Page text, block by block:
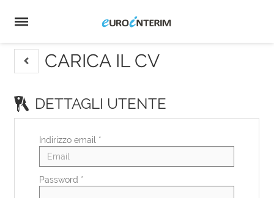
Home
Offerte
di
lavoro
Carica
il
Login